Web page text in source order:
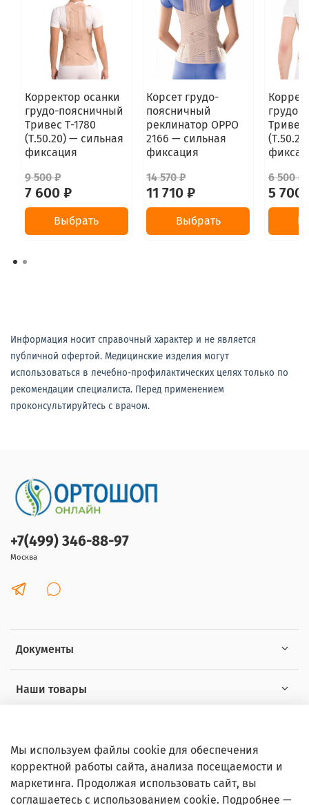
Корректор осанки
грудо-поясничный
Тривес Т-1780
(Т.50.20) — сильная
фиксация
9 500 ₽
7 600 ₽
Выбрать
Корсет грудо-
поясничный
реклинатор OPPO
2166 — сильная
фиксация
14 570 ₽
11 710 ₽
Выбрать
грудо-
Тривес
6 500 ₽
5 700
Информация носит справочный характер и не является
публичной офертой. Медицинские изделия могут
использоваться в лечебно-профилактических целях только по
рекомендации специалиста. Перед применением
проконсультируйтесь с врачом.
Документы
Наши товары
+7(499) 346-88-97
Москва
Мы используем файлы cookie для обеспечения
корректной работы сайта, анализа посещаемости и
маркетинга. Продолжая использовать сайт, вы
соглашаетесь с использованием cookie. Подробнее —